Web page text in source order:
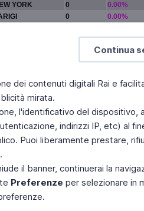
Continua
dei contenuti digitali Rai e
mirata.
l'identificativo del dispositivo,
indirizzi IP, etc) al
Puoi liberamente prestare,
.
il banner, continuerai la
Preferenze per selezionare in
YORK
0
0.00%
0
0.00%